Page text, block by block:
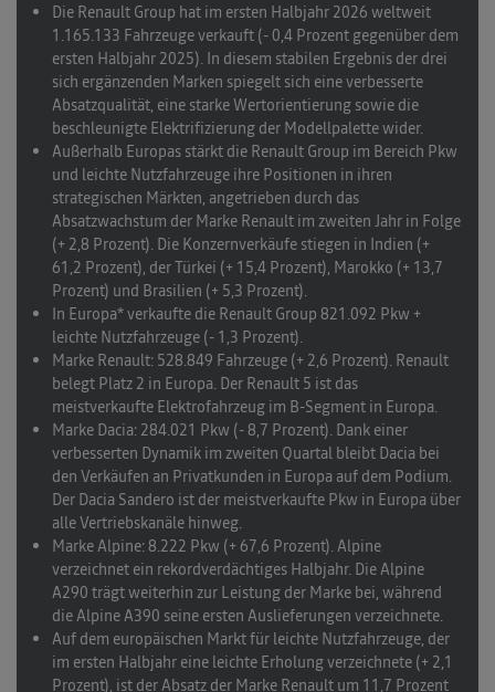
Die Renault Group hat im ersten Halbjahr 2026 weltweit
1.165.133 Fahrzeuge verkauft (- 0,4 Prozent gegenüber dem
ersten Halbjahr 2025). In diesem stabilen Ergebnis der drei
sich ergänzenden Marken spiegelt sich eine verbesserte
Absatzqualität, eine starke Wertorientierung sowie die
beschleunigte Elektrifizierung der Modellpalette wider.
Außerhalb Europas stärkt die Renault Group im Bereich Pkw
und leichte Nutzfahrzeuge ihre Positionen in ihren
strategischen Märkten, angetrieben durch das
Absatzwachstum der Marke Renault im zweiten Jahr in Folge
(+ 2,8 Prozent). Die Konzernverkäufe stiegen in Indien (+
61,2 Prozent), der Türkei (+ 15,4 Prozent), Marokko (+ 13,7
Prozent) und Brasilien (+ 5,3 Prozent).
In Europa* verkaufte die Renault Group 821.092 Pkw +
leichte Nutzfahrzeuge (- 1,3 Prozent).
Marke Renault: 528.849 Fahrzeuge (+ 2,6 Prozent). Renault
belegt Platz 2 in Europa. Der Renault 5 ist das
meistverkaufte Elektrofahrzeug im B-Segment in Europa.
Marke Dacia: 284.021 Pkw (- 8,7 Prozent). Dank einer
verbesserten Dynamik im zweiten Quartal bleibt Dacia bei
den Verkäufen an Privatkunden in Europa auf dem Podium.
Der Dacia Sandero ist der meistverkaufte Pkw in Europa über
alle Vertriebskanäle hinweg.
Marke Alpine: 8.222 Pkw (+ 67,6 Prozent). Alpine
verzeichnet ein rekordverdächtiges Halbjahr. Die Alpine
A290 trägt weiterhin zur Leistung der Marke bei, während
die Alpine A390 seine ersten Auslieferungen verzeichnete.
Auf dem europäischen Markt für leichte Nutzfahrzeuge, der
im ersten Halbjahr eine leichte Erholung verzeichnete (+ 2,1
Prozent), ist der Absatz der Marke Renault um 11,7 Prozent